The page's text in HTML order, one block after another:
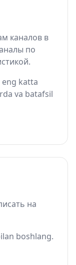
каналов в
по
eng katta
va batafsil
на
boshlang.